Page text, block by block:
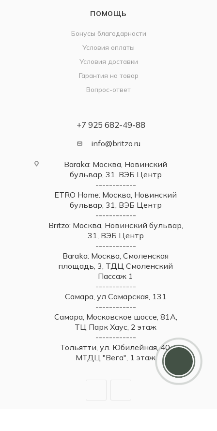
ПОМОЩЬ
Бонусы благодарности
Условия оплаты
Условия доставки
Гарантия на товар
Вопрос-ответ
+7 925 682-49-88
info@britzo.ru
Baraka: Москва, Новинский
бульвар, 31, ВЭБ Центр
------------
ETRO Home: Москва, Новинский
бульвар, 31, ВЭБ Центр
------------
Britzo: Москва, Новинский бульвар,
31, ВЭБ Центр
------------
Baraka: Москва, Смоленская
площадь, 3, ТДЦ Смоленский
Пассаж 1
------------
Самара, ул Самарская, 131
------------
Самара, Московское шоссе, 81А,
ТЦ Парк Хаус, 2 этаж
------------
Тольятти, ул. Юбилейная, 40,
МТДЦ "Вега", 1 этаж